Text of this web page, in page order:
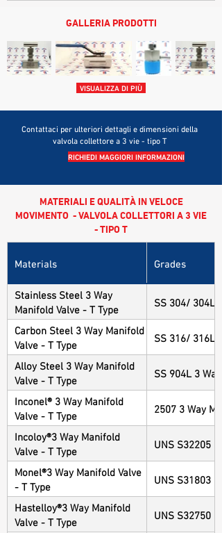
GALLERIA PRODOTTI
VISUALIZZA DI PIÙ
Contattaci per ulteriori dettagli e dimensioni della
valvola collettore a 3 vie - tipo T
RICHIEDI MAGGIORI INFORMAZIONI
MATERIALI E QUALITÀ IN VELOCE
MOVIMENTO - VALVOLA COLLETTORI A 3 VIE
- TIPO T
Materials Grades
Stainless Steel 3 Way
Manifold Valve - T Type
SS 304/ 304L
Carbon Steel 3 Way Manifold
Valve - T Type
SS 316/ 316L
Alloy Steel 3 Way Manifold
Valve - T Type
SS 904L 3
Inconel® 3 Way Manifold
Valve - T Type
2507 3 Way
Incoloy®3 Way Manifold
Valve - T Type
UNS S32205
Monel®3 Way Manifold Valve
- T Type
UNS S31803
Hastelloy®3 Way Manifold
Valve - T Type
UNS S32750